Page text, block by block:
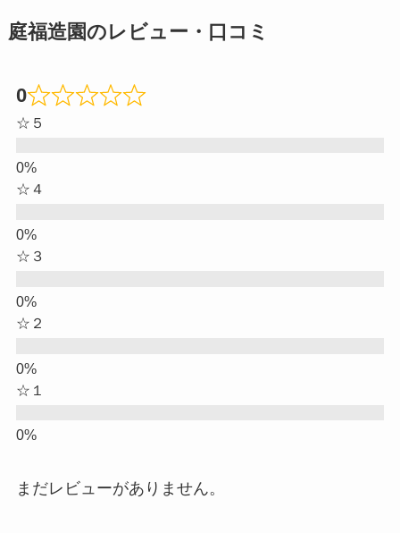
庭福造園のレビュー・口コミ
0
☆５
☆４
☆３
☆２
☆１
まだレビューがありません。